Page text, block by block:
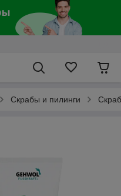
Скрабы и пилинги